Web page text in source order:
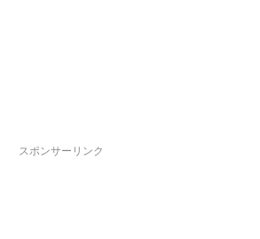
スポンサーリンク